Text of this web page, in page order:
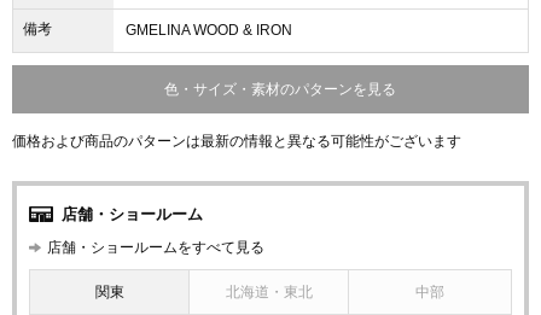
備考 GMELINA WOOD & IRON
色・サイズ・素材のパターンを見る
価格および商品のパターンは最新の情報と異なる可能性がございます
店舗・ショールーム
店舗・ショールームをすべて見る
関東 北海道・東北 中部